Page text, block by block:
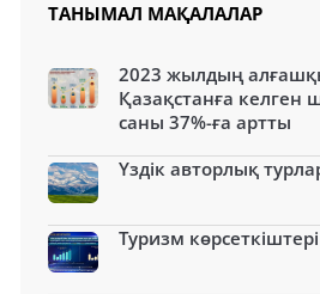
ТАНЫМАЛ МАҚАЛАЛАР
2023 жылдың
Қазақстанға келген
саны 37%-ға артты
Үздік авторлық
Туризм көрсеткіштері